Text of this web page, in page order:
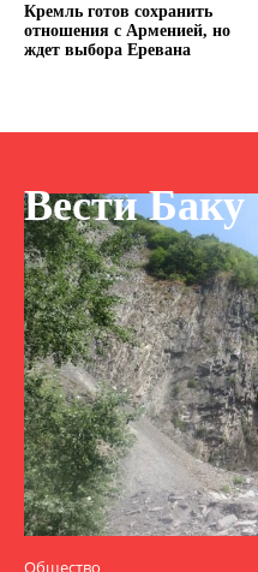
Кремль готов сохранить
отношения с Арменией, но
ждет выбора Еревана
Вести Баку
Общество